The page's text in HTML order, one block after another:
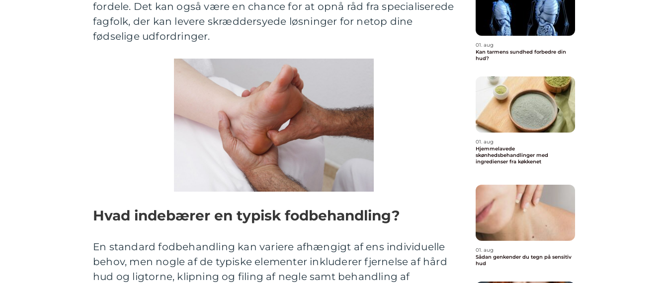
fordele. Det kan også være en chance for at opnå råd fra specialiserede
fagfolk, der kan levere skræddersyede løsninger for netop dine
fødselige udfordringer.
Hvad indebærer en typisk fodbehandling?
En standard fodbehandling kan variere afhængigt af ens individuelle
behov, men nogle af de typiske elementer inkluderer fjernelse af hård
hud og ligtorne, klipning og filing af negle samt behandling af
01. aug
Kan tarmens sundhed forbedre din
hud?
01. aug
Hjemmelavede
skønhedsbehandlinger med
ingredienser fra køkkenet
01. aug
Sådan genkender du tegn på sensitiv
hud